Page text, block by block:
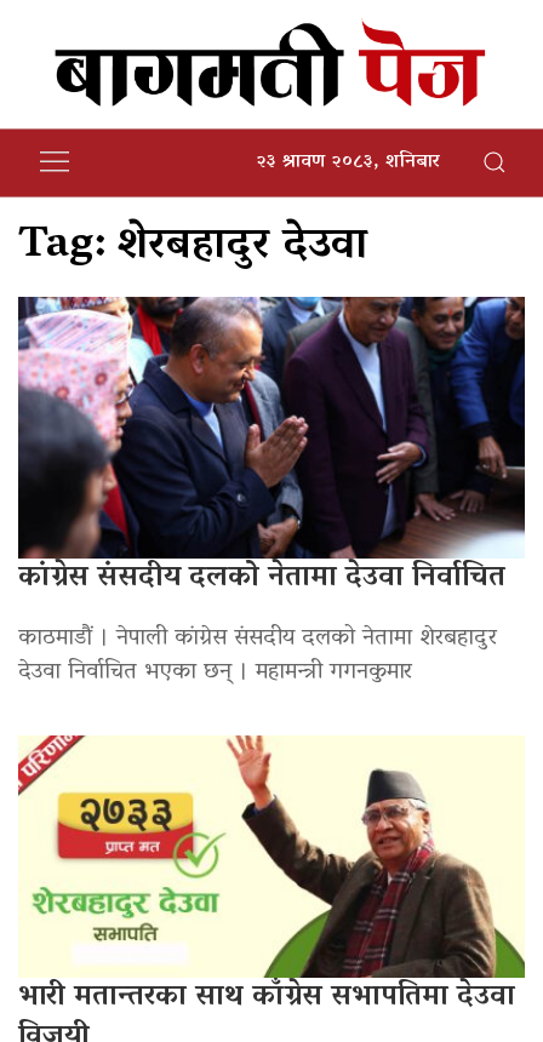
२३ श्रावण २०८३, शनिबार
Tag:शेरबहादुर देउवा
कांग्रेस संसदीय दलको नेतामा देउवा निर्वाचित
काठमाडौं । नेपाली कांग्रेस संसदीय दलको नेतामा शेरबहादुर
देउवा निर्वाचित भएका छन् । महामन्त्री गगनकुमार
भारी मतान्तरका साथ काँग्रेस सभापतिमा देउवा